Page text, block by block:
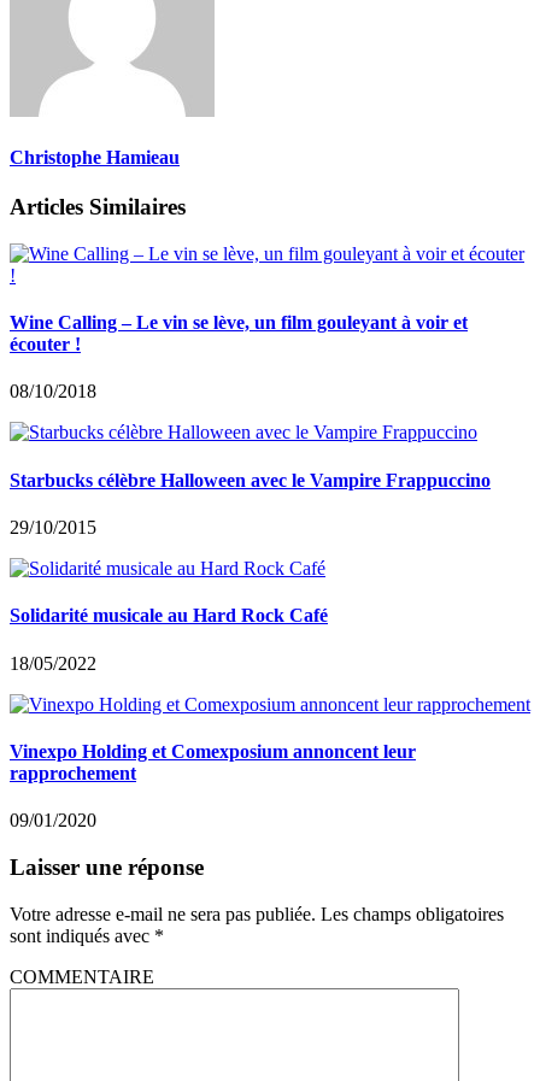
Christophe Hamieau
Articles Similaires
Wine Calling – Le vin se lève, un film gouleyant à voir et
écouter !
08/10/2018
Starbucks célèbre Halloween avec le Vampire Frappuccino
29/10/2015
Solidarité musicale au Hard Rock Café
18/05/2022
Vinexpo Holding et Comexposium annoncent leur
rapprochement
09/01/2020
Laisser une réponse
Votre adresse e-mail ne sera pas publiée. Les champs obligatoires
sont indiqués avec *
COMMENTAIRE